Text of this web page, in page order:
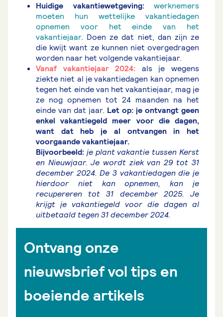
Huidige vakantiewetgeving:
werknemers
moeten hun wettelijke vakantiedagen
opnemen voor het einde van het
vakantiejaar. Doen ze dat niet, dan zijn ze
die kwijt want ze kunnen niet overgedragen
worden naar het volgende vakantiejaar.
Vanaf vakantiejaar 2024:
als je wegens
ziekte niet al je vakantiedagen kan opnemen
tegen het einde van het vakantiejaar, mag je
ze nog opnemen tot 24 maanden na het
einde van dat jaar. Let op: je ontvangt geen
enkel vakantiegeld meer voor die dagen,
want dat heb je al ontvangen in het
voorgaande vakantiejaar.
Bijvoorbeeld: je plant vakantie tussen Kerst
en Nieuwjaar. Je wordt ziek van 29 tot 31
december 2024. De 3 vakantiedagen die je
hierdoor niet kan opnemen, kan je
recupereren tot 31 december 2025. Je
krijgt je vakantiegeld voor die dagen al
uitbetaald tegen 31 december 2024.
Ontvang onze
nieuwsbrief vol tips en
boeiende artikels